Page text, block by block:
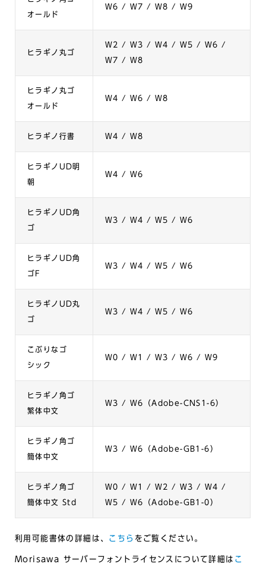
オールド
W6 / W7 / W8 / W9
ヒラギノ丸ゴ
W2 / W3 / W4 / W5 / W6 /
W7 / W8
ヒラギノ丸ゴ
オールド
W4 / W6 / W8
ヒラギノ行書 W4 / W8
ヒラギノUD明
朝
W4 / W6
ヒラギノUD角
ゴ
W3 / W4 / W5 / W6
ヒラギノUD角
ゴF
W3 / W4 / W5 / W6
ヒラギノUD丸
ゴ
W3 / W4 / W5 / W6
こぶりなゴ
シック
W0 / W1 / W3 / W6 / W9
ヒラギノ角ゴ
繁体中文
W3 / W6（Adobe-CNS1-6）
ヒラギノ角ゴ
簡体中文
W3 / W6（Adobe-GB1-6）
ヒラギノ角ゴ
簡体中文 Std
W0 / W1 / W2 / W3 / W4 /
W5 / W6（Adobe-GB1-0）
利用可能書体の詳細は、 こちら をご覧ください。
Morisawa サーバーフォントライセンスについて詳細は こ